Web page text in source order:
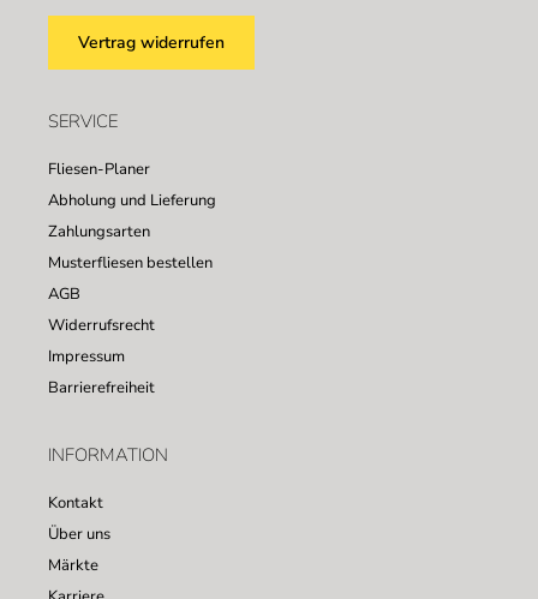
Vertrag widerrufen
SERVICE
Fliesen-Planer
Abholung und Lieferung
Zahlungsarten
Musterfliesen bestellen
AGB
Widerrufsrecht
Impressum
Barrierefreiheit
INFORMATION
Kontakt
Über uns
Märkte